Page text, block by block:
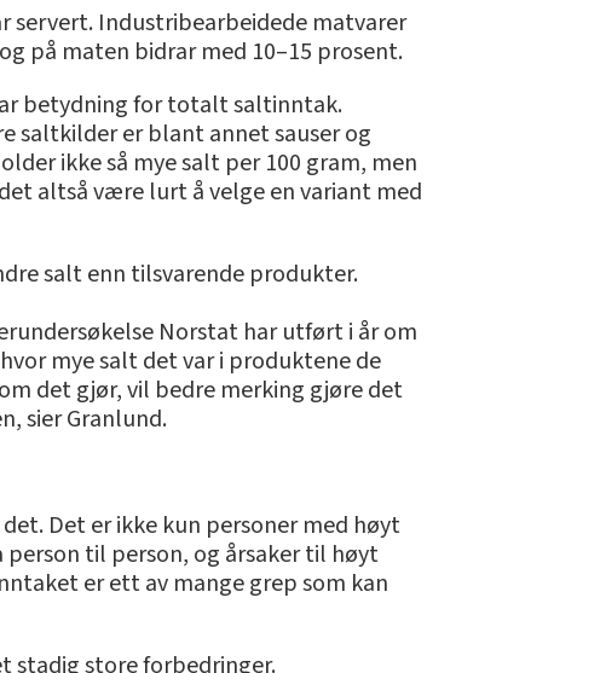
servert. Industribearbeidede matvarer
på maten bidrar med 10–15 prosent.
betydning for totalt saltinntak.
saltkilder er blant annet sauser og
ikke så mye salt per 100 gram, men
altså være lurt å velge en variant med
salt enn tilsvarende produkter.
Norstat har utført i år om
mye salt det var i produktene de
det gjør, vil bedre merking gjøre det
sier Granlund.
Det er ikke kun personer med høyt
til person, og årsaker til høyt
er ett av mange grep som kan
stadig store forbedringer.